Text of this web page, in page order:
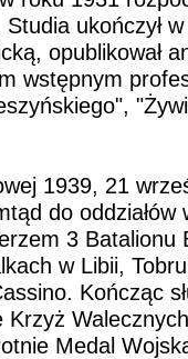
ukończył
opublikował
wstępnym
1939, 21
do oddziałów
3
w Libii,
Kończąc
Medal